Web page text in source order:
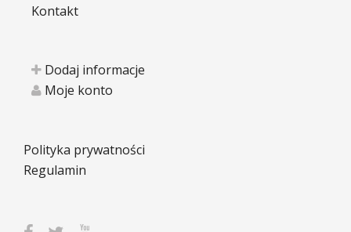
Kontakt
Dodaj informacje
Moje konto
Polityka prywatności
Regulamin